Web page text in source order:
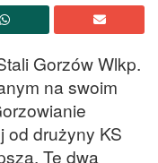
Gorzów Wlkp.
na swoim
od drużyny KS
Te dwa